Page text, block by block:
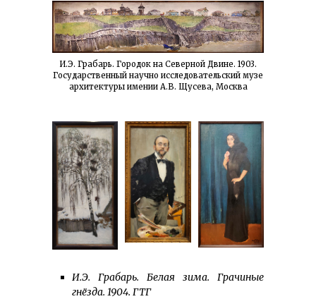
И.Э. Грабарь. Городок на Северной Двине. 1903.
Государственный научно исследовательский музе
архитектуры имении А.В. Щусева, Москва
И.Э. Грабарь. Белая зима. Грачиные
гнёзда. 1904. ГТГ